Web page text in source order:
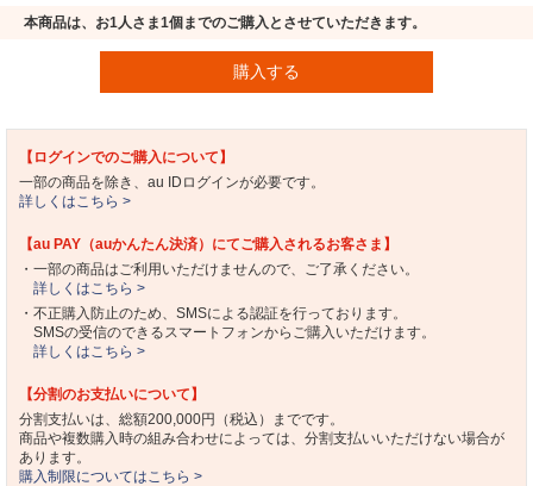
本商品は、お1人さま1個までのご購入とさせていただきます。
購入する
【ログインでのご購入について】
一部の商品を除き、au IDログインが必要です。
詳しくはこちら >
【au PAY（auかんたん決済）にてご購入されるお客さま】
・一部の商品はご利用いただけませんので、ご了承ください。
詳しくはこちら >
・不正購入防止のため、SMSによる認証を行っております。
SMSの受信のできるスマートフォンからご購入いただけます。
詳しくはこちら >
【分割のお支払いについて】
分割支払いは、総額200,000円（税込）までです。
商品や複数購入時の組み合わせによっては、分割支払いいただけない場合が
あります。
購入制限についてはこちら >